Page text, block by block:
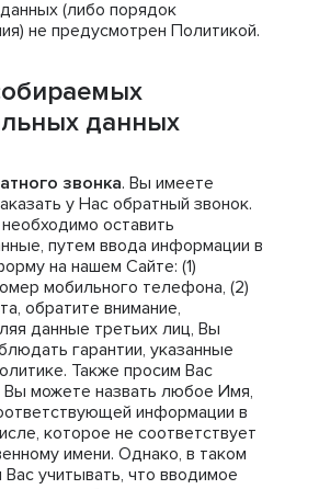
(либо порядок
не предусмотрен Политикой.
данных
звонка. Вы имеете
у Нас обратный звонок.
оставить
путем ввода информации в
на нашем Сайте: (1)
мобильного телефона, (2)
обратите внимание,
данные третьих лиц, Вы
гарантии, указанные
Также просим Вас
Вы можете назвать любое Имя,
информации в
которое не соответствует
имени. Однако, в таком
Вас учитывать, что вводимое